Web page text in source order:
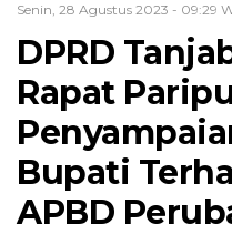
Senin, 28 Agustus 2023 - 09:29
DPRD
Rapat
Bupati
APBD